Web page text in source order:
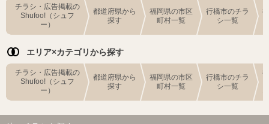
チラシ・広告掲載の
Shufoo!（シュフ
ー）
都道府県から
探す
福岡県の市区
町村一覧
行橋市のチラ
シ一覧
エリア×カテゴリから探す
チラシ・広告掲載の
Shufoo!（シュフ
ー）
都道府県から
探す
福岡県の市区
町村一覧
行橋市のチラ
シ一覧